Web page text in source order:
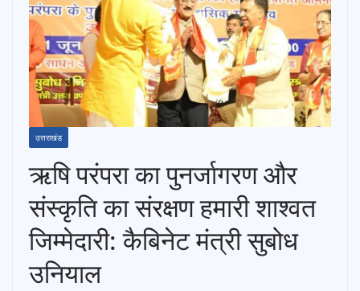
उत्तराखंड
ऋषि परंपरा का पुनर्जागरण और
संस्कृति का संरक्षण हमारी शाश्वत
जिम्मेदारी: कैबिनेट मंत्री सुबोध
उनियाल